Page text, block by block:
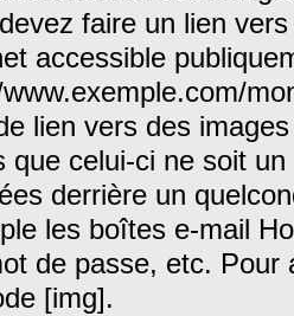
faire un lien
accessible
lien vers des
que celui-ci ne soit
derrière un
les boîtes e-mail
de passe, etc. Pour
[img].